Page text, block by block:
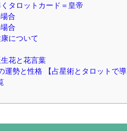
タロットカード＝皇帝
合
合
について
花と花言葉
運勢と性格 【占星術とタロットで